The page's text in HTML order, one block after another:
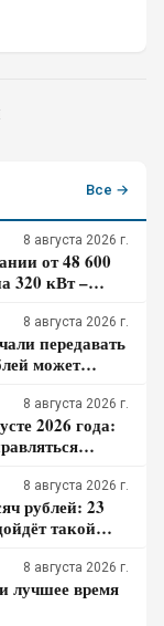
Все →
8 августа 2026 г.
от 48 600
320 кВт –
8 августа 2026 г.
передавать
может
8 августа 2026 г.
2026 года:
8 августа 2026 г.
рублей: 23
такой
8 августа 2026 г.
лучшее время